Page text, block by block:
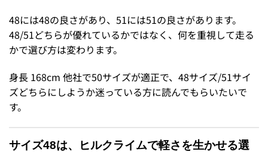
48には48の良さがあり、51には51の良さがあります。
48/51どちらが優れているかではなく、何を重視して走る
かで選び方は変わります。
身長 168cm 他社で50サイズが適正で、48サイズ/51サイ
ズどちらにしようか迷っている方に読んでもらいたいで
す。
サイズ48は、ヒルクライムで軽さを生かせる選